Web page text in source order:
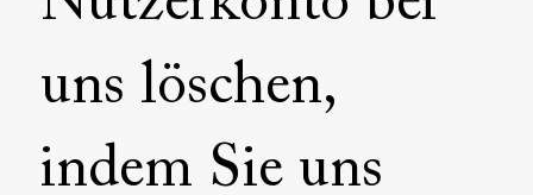
uns löschen,
indem Sie uns